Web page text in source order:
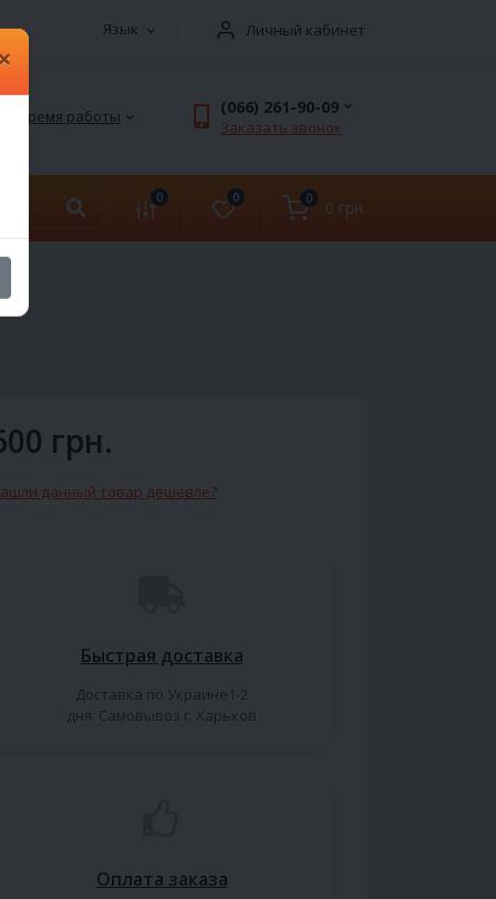
Язык Личный кабинет
Время работы (066) 261-90-09
Заказать звонок
0 0 0 0 грн.
×
грн.
данный товар дешевле?
Быстрая доставка
Доставка по Украине1-2
дня. Самовывоз г. Харьков
Оплата заказа